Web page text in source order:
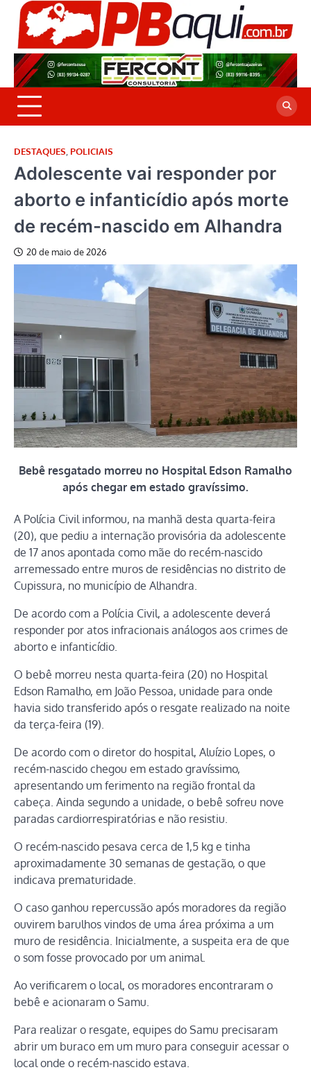
Skip
content
DESTAQUES POLICIAIS
Adolescente vai responder por
aborto e infanticídio após morte
de recém-nascido em Alhandra
20 de maio de 2026
Bebê resgatado morreu no Hospital Edson Ramalho
após chegar em estado gravíssimo.
A Polícia Civil informou, na manhã desta quarta-feira
(20), que pediu a internação provisória da adolescente
de 17 anos apontada como mãe do recém-nascido
arremessado entre muros de residências no distrito de
Cupissura, no município de Alhandra.
De acordo com a Polícia Civil, a adolescente deverá
responder por atos infracionais análogos aos crimes de
aborto e infanticídio.
O bebê morreu nesta quarta-feira (20) no Hospital
Edson Ramalho, em João Pessoa, unidade para onde
havia sido transferido após o resgate realizado na noite
da terça-feira (19).
De acordo com o diretor do hospital, Aluízio Lopes, o
recém-nascido chegou em estado gravíssimo,
apresentando um ferimento na região frontal da
cabeça. Ainda segundo a unidade, o bebê sofreu nove
paradas cardiorrespiratórias e não resistiu.
O recém-nascido pesava cerca de 1,5 kg e tinha
aproximadamente 30 semanas de gestação, o que
indicava prematuridade.
O caso ganhou repercussão após moradores da região
ouvirem barulhos vindos de uma área próxima a um
muro de residência. Inicialmente, a suspeita era de que
o som fosse provocado por um animal.
Ao verificarem o local, os moradores encontraram o
bebê e acionaram o Samu.
Para realizar o resgate, equipes do Samu precisaram
abrir um buraco em um muro para conseguir acessar o
local onde o recém-nascido estava.